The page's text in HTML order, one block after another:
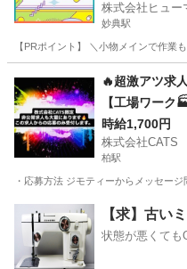
株式会社ヒュー
妙典駅
【PRポイント】 ＼小物メインで作
妙典駅 仕分け
🔥超激アツ求
【工場ワーク
今なら…採用
ント🎁-柏
時給1,700円
株式会社CATS
柏駅
・応募方法 ジモティーからメッセー
千葉 柏市 柏駅 仕分け
【求】古い
状態が悪くても